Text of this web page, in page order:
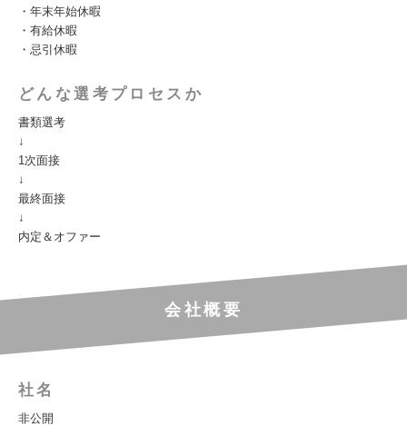
・年末年始休暇
・有給休暇
・忌引休暇
どんな選考プロセスか
書類選考
↓
1次面接
↓
最終面接
↓
内定＆オファー
会社概要
社名
非公開